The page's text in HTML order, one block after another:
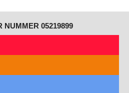
NUMMER 05219899